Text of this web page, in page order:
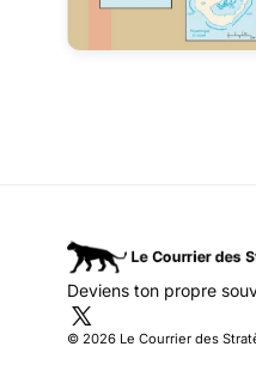
Deviens ton propre
© 2026 Le Courrier des